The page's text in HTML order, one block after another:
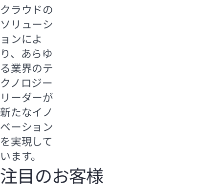
クラウドの
ソリューシ
ョンによ
り、あらゆ
る業界のテ
クノロジー
リーダーが
新たなイノ
ベーション
を実現して
います。
注目のお客様